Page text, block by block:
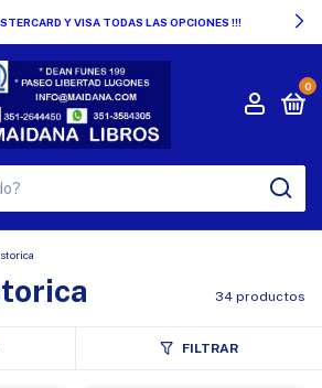
Y VISA TODAS LAS OPCIONES !!!
0
34 productos
FILTRAR